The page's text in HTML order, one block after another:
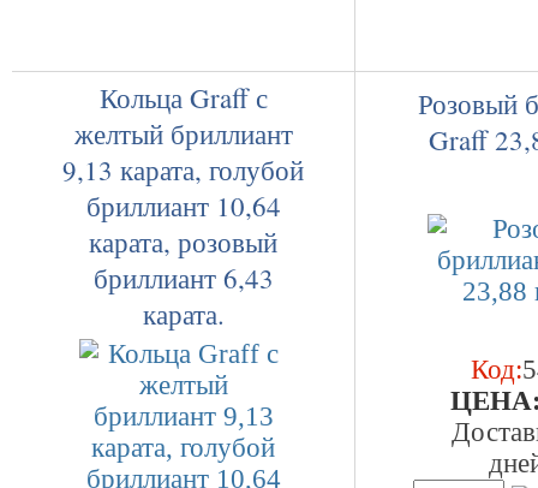
Кольца Graff с
желтый бриллиант
9,13 карата, голубой
бриллиант 10,64
карата, розовый
бриллиант 6,43
карата.
Розовый
Graff
Код: